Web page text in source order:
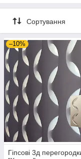
Сортування
–10%
Гіпсові 3д